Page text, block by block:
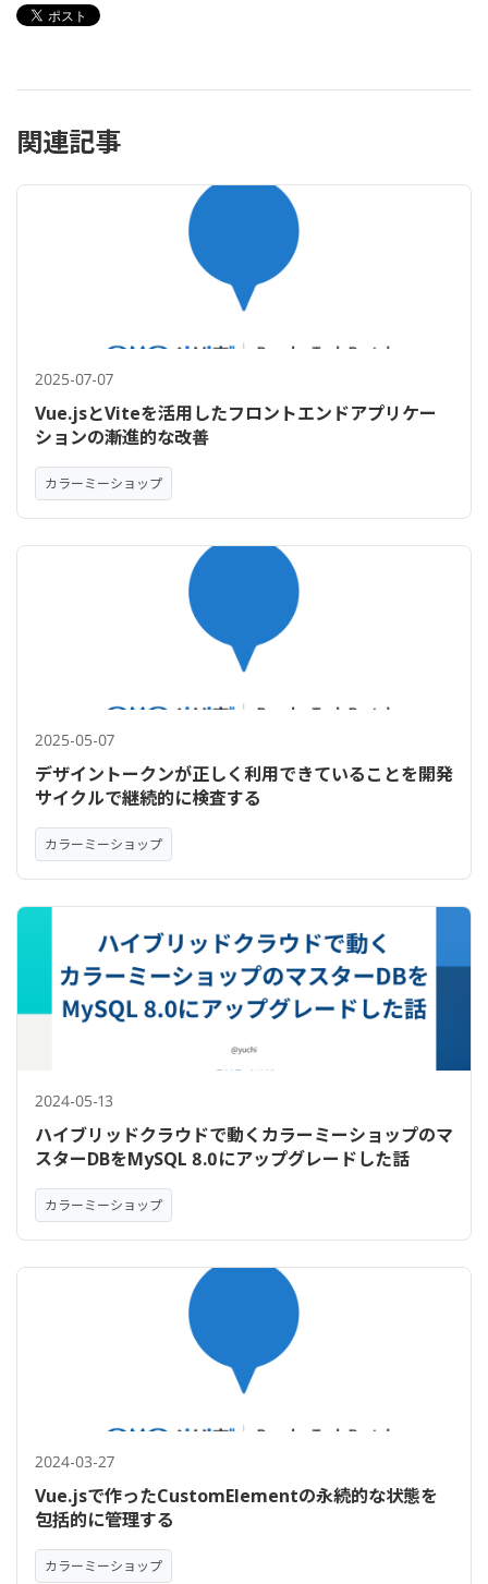
関連記事
2025-07-07
Vue.jsとViteを活用したフロントエンドアプリケー
ションの漸進的な改善
カラーミーショップ
2025-05-07
デザイントークンが正しく利用できていることを開発
サイクルで継続的に検査する
カラーミーショップ
2024-05-13
ハイブリッドクラウドで動くカラーミーショップのマ
スターDBをMySQL 8.0にアップグレードした話
カラーミーショップ
2024-03-27
Vue.jsで作ったCustomElementの永続的な状態を
包括的に管理する
カラーミーショップ